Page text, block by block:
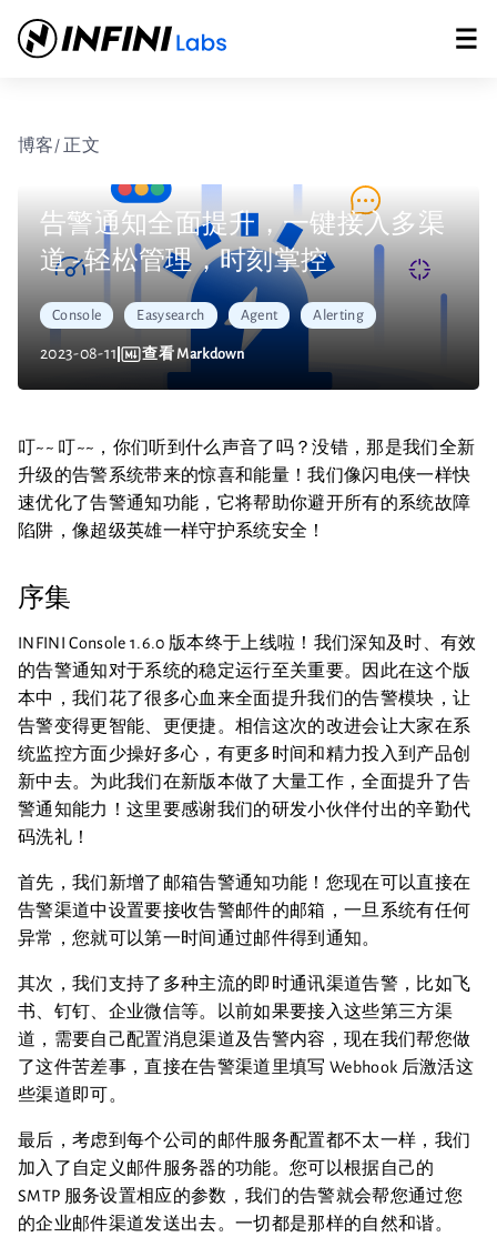
博客/ 正文
告警通知全面提升，一键接入多渠
道 - 轻松管理，时刻掌控
Console Easysearch Agent Alerting
2023-08-11 查看 Markdown
叮~~ 叮~~，你们听到什么声音了吗？没错，那是我们全新
升级的告警系统带来的惊喜和能量！我们像闪电侠一样快
速优化了告警通知功能，它将帮助你避开所有的系统故障
陷阱，像超级英雄一样守护系统安全！
序集
INFINI Console 1.6.0 版本终于上线啦！我们深知及时、有效
的告警通知对于系统的稳定运行至关重要。因此在这个版
本中，我们花了很多心血来全面提升我们的告警模块，让
告警变得更智能、更便捷。相信这次的改进会让大家在系
统监控方面少操好多心，有更多时间和精力投入到产品创
新中去。为此我们在新版本做了大量工作，全面提升了告
警通知能力！这里要感谢我们的研发小伙伴付出的辛勤代
码洗礼！
首先，我们新增了邮箱告警通知功能！您现在可以直接在
告警渠道中设置要接收告警邮件的邮箱，一旦系统有任何
异常，您就可以第一时间通过邮件得到通知。
其次，我们支持了多种主流的即时通讯渠道告警，比如飞
书、钉钉、企业微信等。以前如果要接入这些第三方渠
道，需要自己配置消息渠道及告警内容，现在我们帮您做
了这件苦差事，直接在告警渠道里填写 Webhook 后激活这
些渠道即可。
最后，考虑到每个公司的邮件服务配置都不太一样，我们
加入了自定义邮件服务器的功能。您可以根据自己的
SMTP 服务设置相应的参数，我们的告警就会帮您通过您
的企业邮件渠道发送出去。一切都是那样的自然和谐。